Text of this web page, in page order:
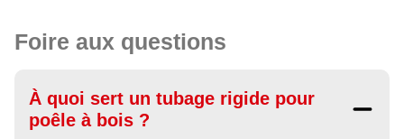
Foire aux questions
À quoi sert un tubage rigide pour
poêle à bois ?